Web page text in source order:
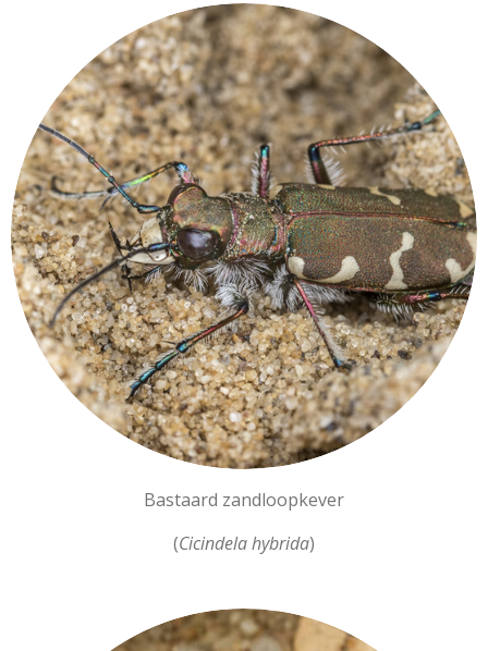
Bastaard zandloopkever
(Cicindela hybrida)